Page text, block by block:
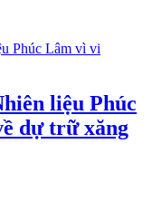
liệu Phúc
dự trữ xăng